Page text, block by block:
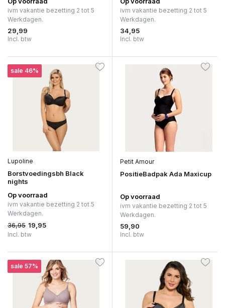
ivm vakantie bezetting 2 tot 5
Werkdagen.
29,99
Incl. btw
ivm vakantie bezetting 2 tot 5
Werkdagen.
34,95
Incl. btw
sale 46%
Lupoline
Borstvoedingsbh Black
nights
Op voorraad
ivm vakantie bezetting 2 tot 5
Werkdagen.
36,95 19,95
Incl. btw
Petit Amour
PositieBadpak Ada Maxicup
Op voorraad
ivm vakantie bezetting 2 tot 5
Werkdagen.
59,90
Incl. btw
sale 57%